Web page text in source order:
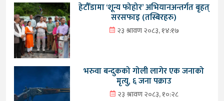
हेटौँडामा ‘शून्य फोहोर’ अभियानअन्तर्गत बृहत्
सरसफाइ (तस्बिरहरु)
२३ श्रावण २०८३, १४:१७
भरुवा बन्दुकको गोली लागेर एक जनाको
मृत्यु, ६ जना पक्राउ
२३ श्रावण २०८३, १०:२८